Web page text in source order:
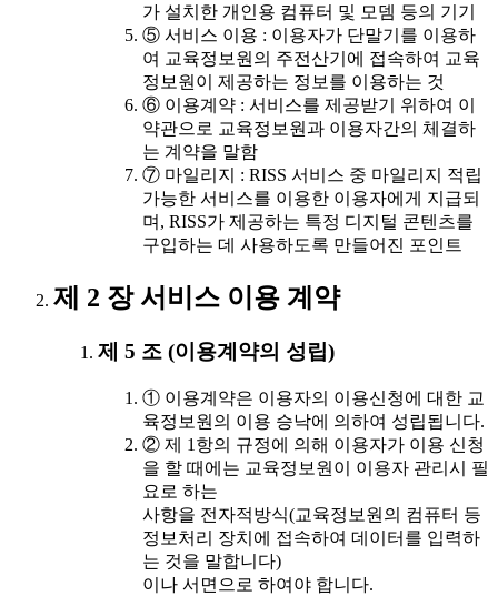
가 설치한 개인용 컴퓨터 및 모뎀 등의 기기
⑤ 서비스 이용 : 이용자가 단말기를 이용하
여 교육정보원의 주전산기에 접속하여 교육
정보원이 제공하는 정보를 이용하는 것
⑥ 이용계약 : 서비스를 제공받기 위하여 이
약관으로 교육정보원과 이용자간의 체결하
는 계약을 말함
⑦ 마일리지 : RISS 서비스 중 마일리지 적립
가능한 서비스를 이용한 이용자에게 지급되
며, RISS가 제공하는 특정 디지털 콘텐츠를
구입하는 데 사용하도록 만들어진 포인트
제 2 장 서비스 이용 계약
제 5 조 (이용계약의 성립)
① 이용계약은 이용자의 이용신청에 대한 교
육정보원의 이용 승낙에 의하여 성립됩니다.
② 제 1항의 규정에 의해 이용자가 이용 신청
을 할 때에는 교육정보원이 이용자 관리시 필
요로 하는
사항을 전자적방식(교육정보원의 컴퓨터 등
정보처리 장치에 접속하여 데이터를 입력하
는 것을 말합니다)
이나 서면으로 하여야 합니다.